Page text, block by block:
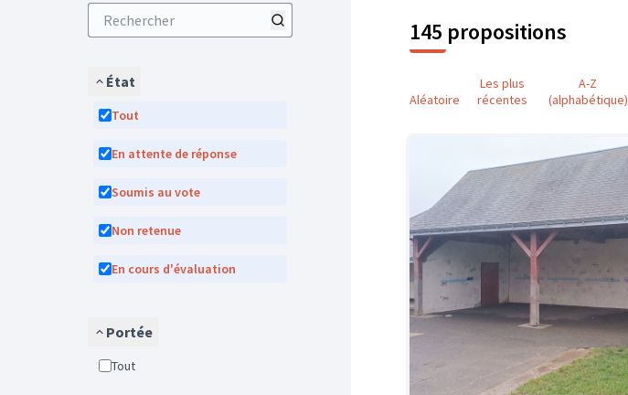
État
Tout
En attente de réponse
Soumis au vote
Non retenue
En cours d'évaluation
Portée
Tout
145 propositions
Aléatoire
Les plus
récentes
A-Z
(alphabétique)